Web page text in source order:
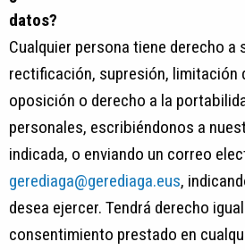
datos?
Cualquier persona tiene derecho
rectificación, supresión, limitación
oposición o derecho a la
personales, escribiéndonos a
indicada, o enviando un correo
gerediaga@gerediaga.eus,
desea ejercer. Tendrá derecho
consentimiento prestado en